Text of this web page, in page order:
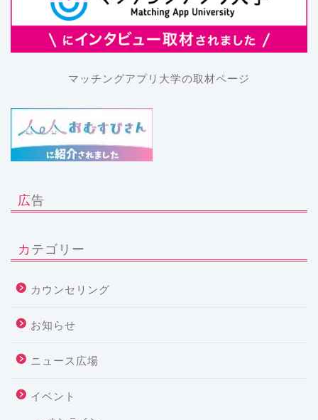
マッチングアプリ大学の取材ページ
広告
カテゴリー
カウンセリング
お知らせ
ニュース広場
イベント